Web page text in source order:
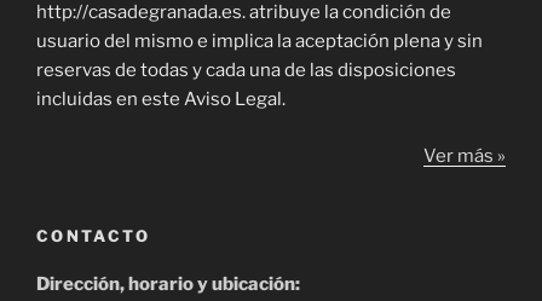
http://casadegranada.es. atribuye la condición de
usuario del mismo e implica la aceptación plena y sin
reservas de todas y cada una de las disposiciones
incluidas en este Aviso Legal.
Ver más »
CONTACTO
Dirección, horario y ubicación: